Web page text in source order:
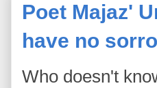
Poet Majaz'
have no
Who doesn't